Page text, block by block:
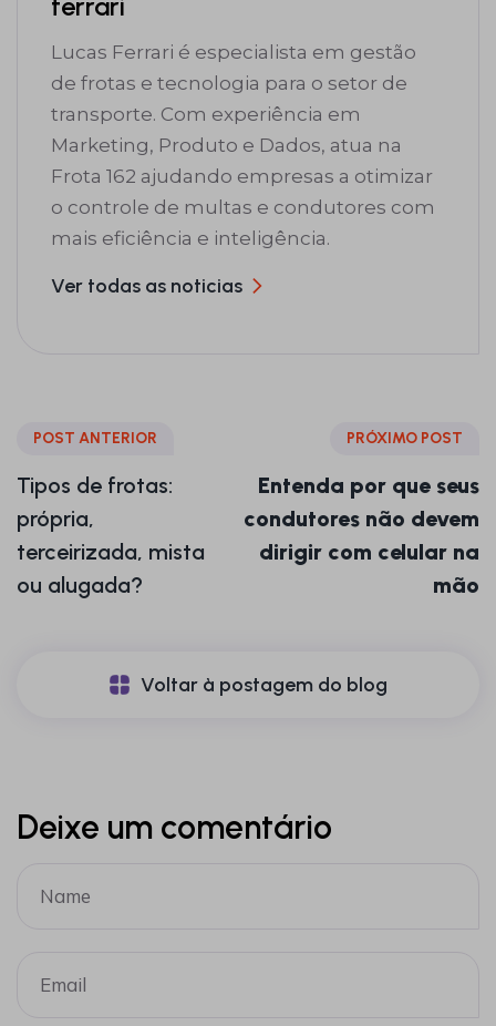
Lucas Ferrari é especialista em gestão
de frotas e tecnologia para o setor de
transporte. Com experiência em
Marketing, Produto e Dados, atua na
Frota 162 ajudando empresas a otimizar
o controle de multas e condutores com
mais eficiência e inteligência.
Ver todas as noticias
POST ANTERIOR
Tipos de frotas:
própria,
terceirizada, mista
ou alugada?
PRÓXIMO POST
Entenda por que seus
condutores não devem
dirigir com celular na
mão
Voltar à postagem do blog
Deixe um comentário